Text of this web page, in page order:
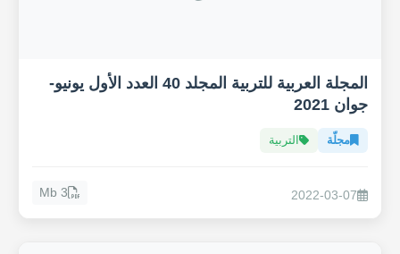
المجلة العربية للتربية المجلد 40 العدد الأول يونيو-
جوان 2021
مجلّة التربية
2022-03-07
3 Mb